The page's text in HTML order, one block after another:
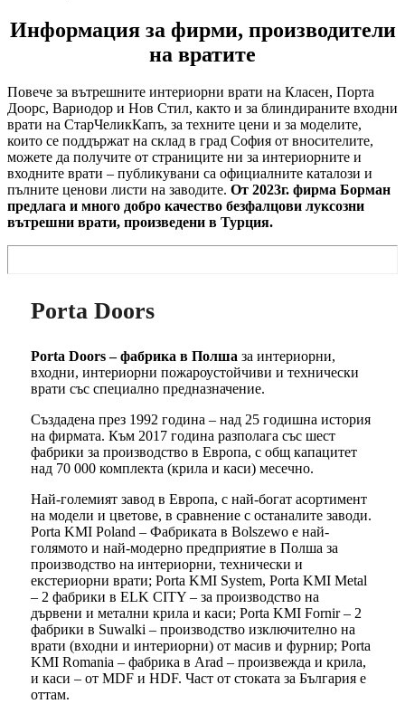
Информация за фирми, производители
на вратите
Повече за вътрешните интериорни врати на Класен, Порта
Доорс, Вариодор и Нов Стил, както и за блиндираните входни
врати на СтарЧеликКапъ, за техните цени и за моделите,
които се поддържат на склад в град София от вносителите,
можете да получите от страниците ни за интериорните и
входните врати – публикувани са официалните каталози и
пълните ценови листи на заводите. От 2023г. фирма Борман
предлага и много добро качество безфалцови луксозни
вътрешни врати, произведени в Турция.
Porta Doors
Porta Doors – фабрика в Полша за интериорни,
входни, интериорни пожароустойчиви и технически
врати със специално предназначение.
Създадена през 1992 година – над 25 годишна история
на фирмата. Към 2017 година разполага със шест
фабрики за производство в Европа, с общ капацитет
над 70 000 комплекта (крила и каси) месечно.
Най-големият завод в Европа, с най-богат асортимент
на модели и цветове, в сравнение с останалите заводи.
Porta KMI Poland – Фабриката в Bolszewo е най-
голямото и най-модерно предприятие в Полша за
производство на интериорни, технически и
екстериорни врати; Porta KMI System, Porta KMI Metal
– 2 фабрики в ELK CITY – за производство на
дървени и метални крила и каси; Porta KMI Fornir – 2
фабрики в Suwalki – производство изключително на
врати (входни и интериорни) от масив и фурнир; Porta
KMI Romania – фабрика в Arad – произвежда и крила,
и каси – от MDF и HDF. Част от стоката за България е
оттам.